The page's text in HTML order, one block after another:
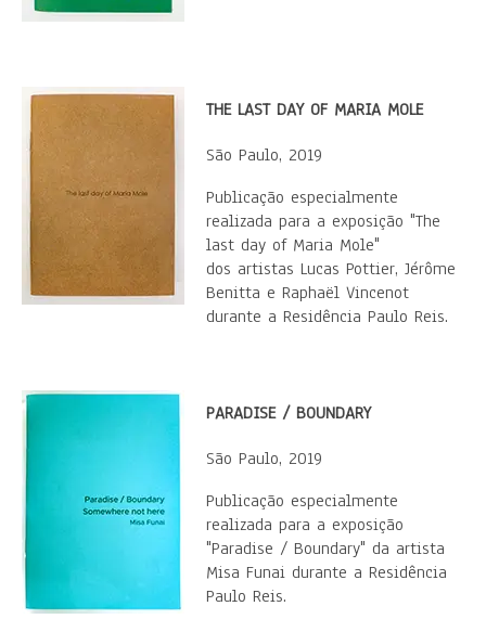
THE LAST DAY OF MARIA MOLE
São Paulo, 2019
Publicação especialmente
realizada para a exposição "The
last day of Maria Mole"
dos artistas Lucas Pottier, Jérôme
Benitta e Raphaël Vincenot
durante a Residência Paulo Reis.
PARADISE / BOUNDARY
São Paulo, 2019
Publicação especialmente
realizada para a exposição
"Paradise / Boundary" da artista
Misa Funai durante a Residência
Paulo Reis.